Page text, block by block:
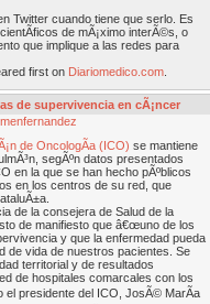
Twitter cuando tiene que serlo. Es
de mÃ¡ximo interÃ©s, o
que implique a las redes para
first on Diariomedico.com
de supervivencia en cÃ¡ncer
de OncologÃ­a (ICO) se mantiene
segÃºn datos presentados
en la que se han hecho pÃºblicos
en los centros de su red, que
de la consejera de Salud de la
de manifiesto que â€œuno de los
y que la enfermedad pueda
de vida de nuestros pacientes. Se
territorial y de resultados
de hospitales comarcales con los
el presidente del ICO, JosÃ© MarÃ­a